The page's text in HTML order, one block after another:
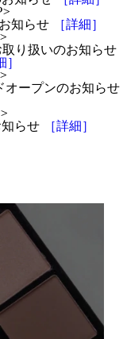
知らせ
［詳細］
り扱いのお知らせ
］
オープンのお知らせ
らせ
［詳細］